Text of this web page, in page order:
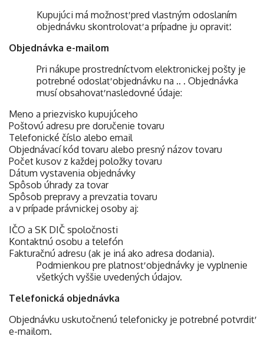
Kupujúci má možnosť pred vlastným odoslaním
objednávku skontrolovať a prípadne ju opraviť.
Objednávka e-mailom
Pri nákupe prostredníctvom elektronickej pošty je
potrebné odoslať objednávku na .. . Objednávka
musí obsahovať nasledovné údaje:
Meno a priezvisko kupujúceho
Poštovú adresu pre doručenie tovaru
Telefonické číslo alebo email
Objednávací kód tovaru alebo presný názov tovaru
Počet kusov z každej položky tovaru
Dátum vystavenia objednávky
Spôsob úhrady za tovar
Spôsob prepravy a prevzatia tovaru
a v prípade právnickej osoby aj:
IČO a SK DIČ spoločnosti
Kontaktnú osobu a telefón
Fakturačnú adresu (ak je iná ako adresa dodania).
Podmienkou pre platnosť objednávky je vyplnenie
všetkých vyššie uvedených údajov.
Telefonická objednávka
Objednávku uskutočnenú telefonicky je potrebné potvrdiť
e-mailom.